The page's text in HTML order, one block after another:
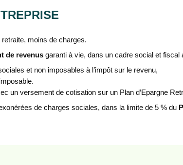
retraite, moins de charges.
de revenus garanti à vie, dans un cadre social et fiscal
et non imposables à l’impôt sur le revenu,
un versement de cotisation sur un Plan d’Epargne
de charges sociales, dans la limite de 5 % du